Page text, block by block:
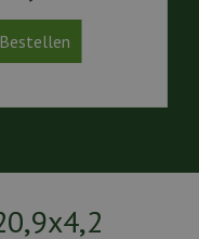
Bestellen